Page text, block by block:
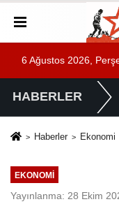
6 Ağustos 2026,
HABERLER
Haberler Ekonomi
EKONOMI
Yayınlanma: 28 Ekim